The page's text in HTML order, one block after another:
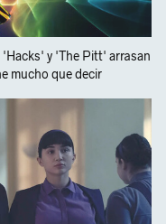
y 'The Pitt' arrasan
mucho que decir